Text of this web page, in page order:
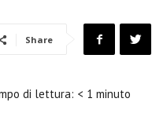
Share
di lettura: < 1 minuto